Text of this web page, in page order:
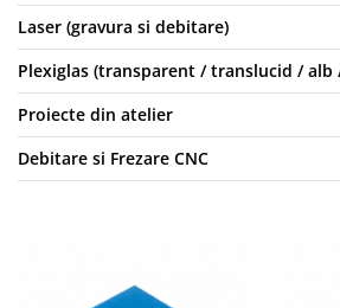
Laser (gravura si debitare)
Plexiglas (transparent / translucid / alb
Proiecte din atelier
Debitare si Frezare CNC